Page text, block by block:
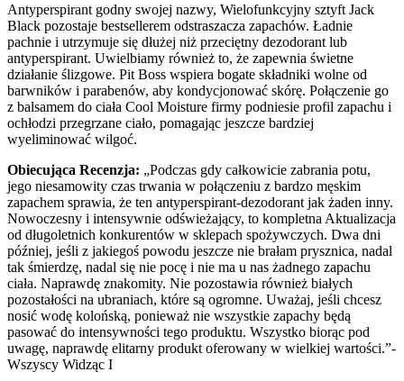
Antyperspirant godny swojej nazwy, Wielofunkcyjny sztyft Jack
Black pozostaje bestsellerem odstraszacza zapachów. Ładnie
pachnie i utrzymuje się dłużej niż przeciętny dezodorant lub
antyperspirant. Uwielbiamy również to, że zapewnia świetne
działanie ślizgowe. Pit Boss wspiera bogate składniki wolne od
barwników i parabenów, aby kondycjonować skórę. Połączenie go
z balsamem do ciała Cool Moisture firmy podniesie profil zapachu i
ochłodzi przegrzane ciało, pomagając jeszcze bardziej
wyeliminować wilgoć.
Obiecująca Recenzja: „Podczas gdy całkowicie zabrania potu,
jego niesamowity czas trwania w połączeniu z bardzo męskim
zapachem sprawia, że ten antyperspirant-dezodorant jak żaden inny.
Nowoczesny i intensywnie odświeżający, to kompletna Aktualizacja
od długoletnich konkurentów w sklepach spożywczych. Dwa dni
później, jeśli z jakiegoś powodu jeszcze nie brałam prysznica, nadal
tak śmierdzę, nadal się nie pocę i nie ma u nas żadnego zapachu
ciała. Naprawdę znakomity. Nie pozostawia również białych
pozostałości na ubraniach, które są ogromne. Uważaj, jeśli chcesz
nosić wodę kolońską, ponieważ nie wszystkie zapachy będą
pasować do intensywności tego produktu. Wszystko biorąc pod
uwagę, naprawdę elitarny produkt oferowany w wielkiej wartości.”-
Wszyscy Widząc I